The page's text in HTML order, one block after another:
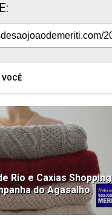
VOCÊ
Rio e Caxias Shopping
do Agasalho